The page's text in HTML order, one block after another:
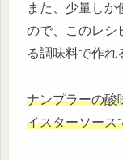
また、少量しか
ので、このレシ
る調味料で作れ
ナンプラーの酸
イスターソース